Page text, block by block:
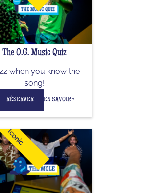
The O.G. Music Quiz
when you know the
song!
RÉSERVER EN SAVOIR +
Iconic